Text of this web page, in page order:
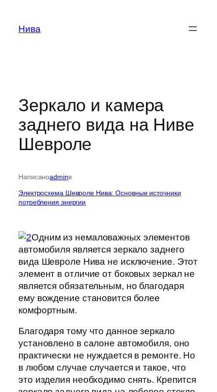
содержимому
Нива
Зеркало и камера
заднего вида на Ниве
Шевроле
Написаноadminв
Электросхема Шевроле Нива: Основные источники
потребления энергии
Одним из немаловажных элементов
автомобиля является зеркало заднего
вида Шевроле Нива не исключение. Этот
элемент в отличие от боковых зеркал не
является обязательным, но благодаря
ему вождение становится более
комфортным.
Благодаря тому что данное зеркало
установлено в салоне автомобиля, оно
практически не нуждается в ремонте. Но
в любом случае случается и такое, что
это изделия необходимо снять. Крепится